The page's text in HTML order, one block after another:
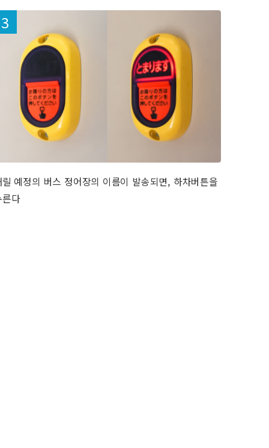
릴 예정의 버스 정어장의 이름이 발송되면, 하차버튼을
른다